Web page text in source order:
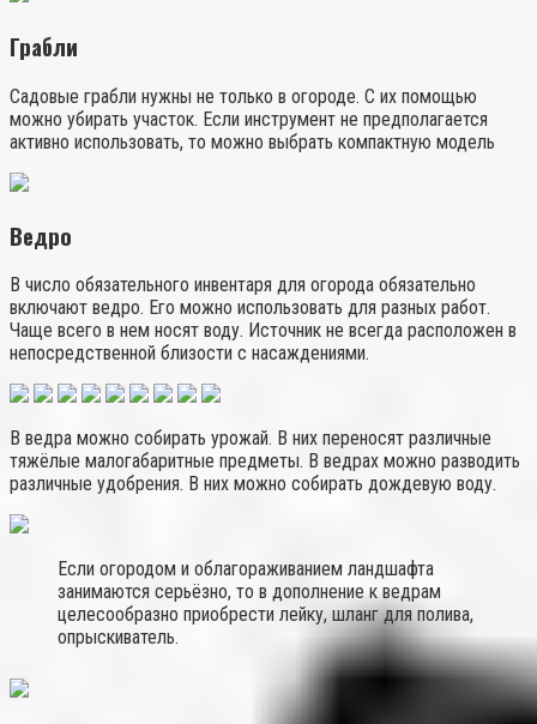
Грабли
Садовые грабли нужны не только в огороде. С их помощью
можно убирать участок. Если инструмент не предполагается
активно использовать, то можно выбрать компактную модель
Ведро
В число обязательного инвентаря для огорода обязательно
включают ведро. Его можно использовать для разных работ.
Чаще всего в нем носят воду. Источник не всегда расположен в
непосредственной близости с насаждениями.
В ведра можно собирать урожай. В них переносят различные
тяжёлые малогабаритные предметы. В ведрах можно разводить
различные удобрения. В них можно собирать дождевую воду.
Если огородом и облагораживанием ландшафта
занимаются серьёзно, то в дополнение к ведрам
целесообразно приобрести лейку, шланг для полива,
опрыскиватель.